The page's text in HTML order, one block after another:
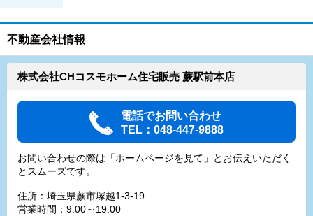
不動産会社情報
株式会社CHコスモホーム住宅販売 蕨駅前本店
電話でお問い合わせ
TEL：048-447-9888
お問い合わせの際は「ホームページを見て」とお伝えいただく
とスムーズです。
住所：埼玉県蕨市塚越1-3-19
営業時間：9:00～19:00